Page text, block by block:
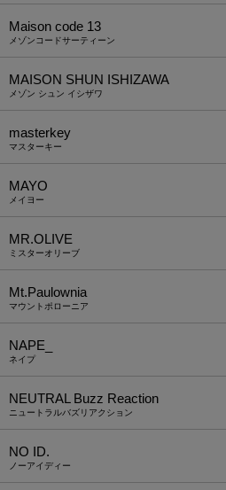
Maison code 13
メゾンコードサーティーン
MAISON SHUN ISHIZAWA
メゾン シュン イシザワ
masterkey
マスターキー
MAYO
メイヨー
MR.OLIVE
ミスターオリーブ
Mt.Paulownia
マウントポローニア
NAPE_
ネイプ
NEUTRAL Buzz Reaction
ニュートラルバズリアクション
NO ID.
ノーアイディー